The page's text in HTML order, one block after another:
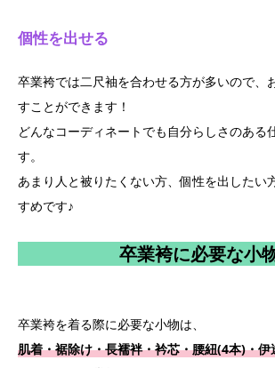
個性を出せる
卒業袴では二尺袖を合わせる方が多いので、
すことができます！
どんなコーディネートでも自分らしさのある
す。
あまり人と被りたくない方、個性を出したい
すめです♪
卒業袴に必要な小
卒業袴を着る際に必要な小物は、
肌着・裾除け・長襦袢・衿芯・腰紐(4本)・